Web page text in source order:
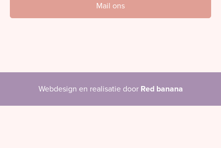
Mail ons
Webdesign en realisatie door Red banana